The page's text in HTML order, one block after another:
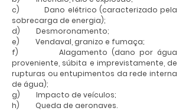
c) Dano elétrico (caracterizado pela
sobrecarga de energia);
d) Desmoronamento;
e) Vendaval, granizo e fumaça;
f) Alagamento (dano por água
proveniente, súbita e imprevistamente, de
rupturas ou entupimentos da rede interna
de água);
g) Impacto de veículos;
h) Queda de aeronaves.